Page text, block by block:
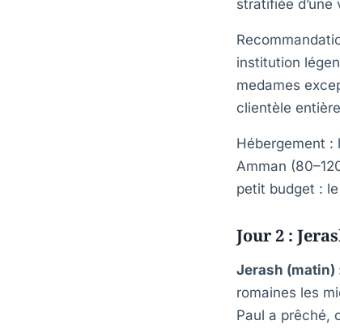
stratifiée
institution
medames
clientèle
Hébergement :
Amman
petit budget :
Jour 2 :
Jerash (matin)
romaines les
Paul a prêché,